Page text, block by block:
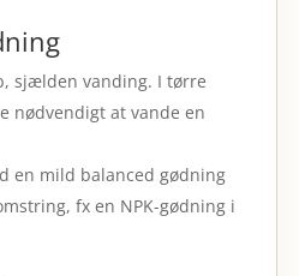
sjælden vanding. I tørre
nødvendigt at vande en
en mild balanced gødning
fx en NPK-gødning i